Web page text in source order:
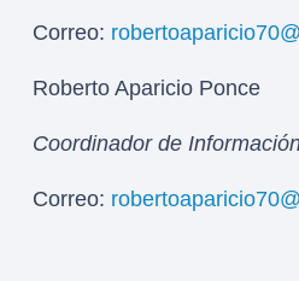
Correo:
Roberto Aparicio Ponce
Coordinador de
Correo: